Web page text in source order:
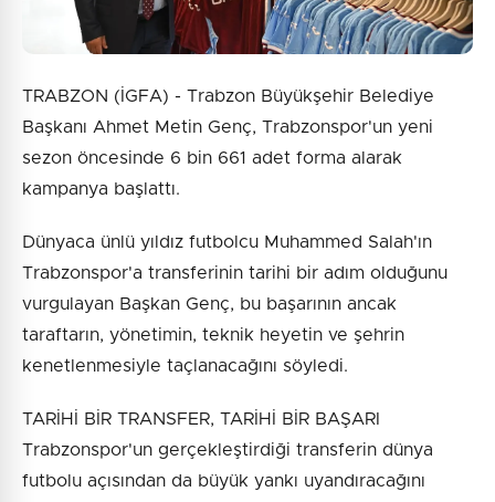
TRABZON (İGFA) - Trabzon Büyükşehir Belediye
Başkanı Ahmet Metin Genç, Trabzonspor'un yeni
sezon öncesinde 6 bin 661 adet forma alarak
kampanya başlattı.
Dünyaca ünlü yıldız futbolcu Muhammed Salah'ın
Trabzonspor'a transferinin tarihi bir adım olduğunu
vurgulayan Başkan Genç, bu başarının ancak
taraftarın, yönetimin, teknik heyetin ve şehrin
kenetlenmesiyle taçlanacağını söyledi.
TARİHİ BİR TRANSFER, TARİHİ BİR BAŞARI
Trabzonspor'un gerçekleştirdiği transferin dünya
futbolu açısından da büyük yankı uyandıracağını